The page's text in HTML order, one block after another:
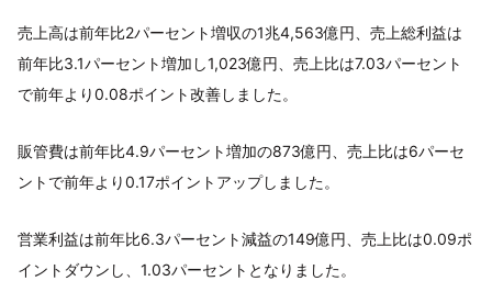
売上高は前年比2パーセント増収の1兆4,563億円、売上総利益は
前年比3.1パーセント増加し1,023億円、売上比は7.03パーセント
で前年より0.08ポイント改善しました。
販管費は前年比4.9パーセント増加の873億円、売上比は6パーセ
ントで前年より0.17ポイントアップしました。
営業利益は前年比6.3パーセント減益の149億円、売上比は0.09ポ
イントダウンし、1.03パーセントとなりました。